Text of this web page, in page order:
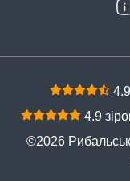
4.9
©2026